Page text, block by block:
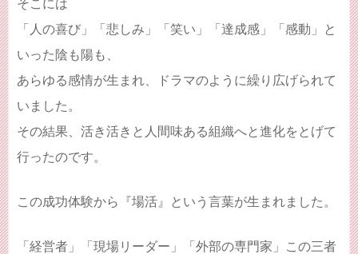
そこには
「人の喜び」「悲しみ」「笑い」「達成感」「感動」と
いった陰も陽も、
あらゆる感情が生まれ、ドラマのように繰り広げられて
いました。
その結果、活き活きと人間味ある組織へと進化をとげて
行ったのです。
この成功体験から『場活』という言葉が生まれました。
「経営者」「現場リーダー」「外部の専門家」この三者